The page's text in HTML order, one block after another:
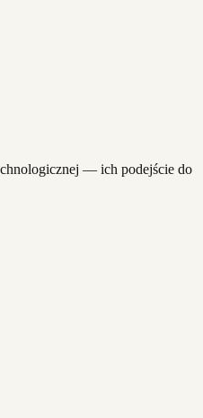
— ich podejście do